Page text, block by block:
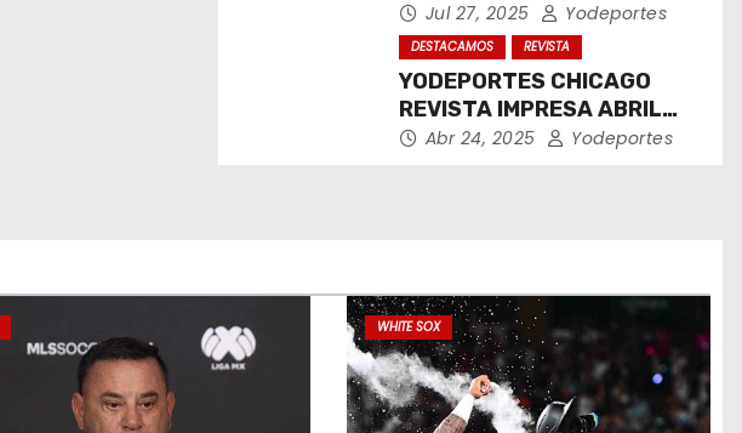
Jul 27, 2025 Yodeportes
DESTACAMOS REVISTA
YODEPORTES CHICAGO
REVISTA IMPRESA ABRIL
2025Abr 24, 2025 Yodeportes
WHITE SOX